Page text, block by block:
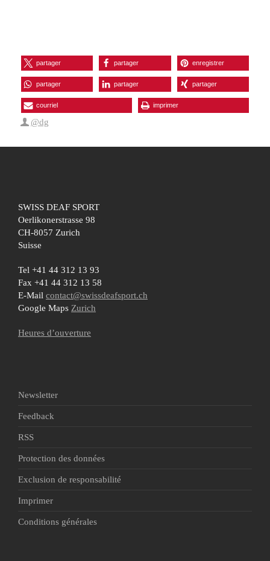
partager partager enregistrer
partager partager partager
courriel imprimer
@dg
SWISS DEAF SPORT
Oerlikonerstrasse 98
CH-8057 Zurich
Suisse
Tel +41 44 312 13 93
Fax +41 44 312 13 58
E-Mail contact@swissdeafsport.ch
Google Maps Zurich
Heures d’ouverture
Newsletter
Feedback
RSS
Protection des données
Exclusion de responsabilité
Imprimer
Conditions générales